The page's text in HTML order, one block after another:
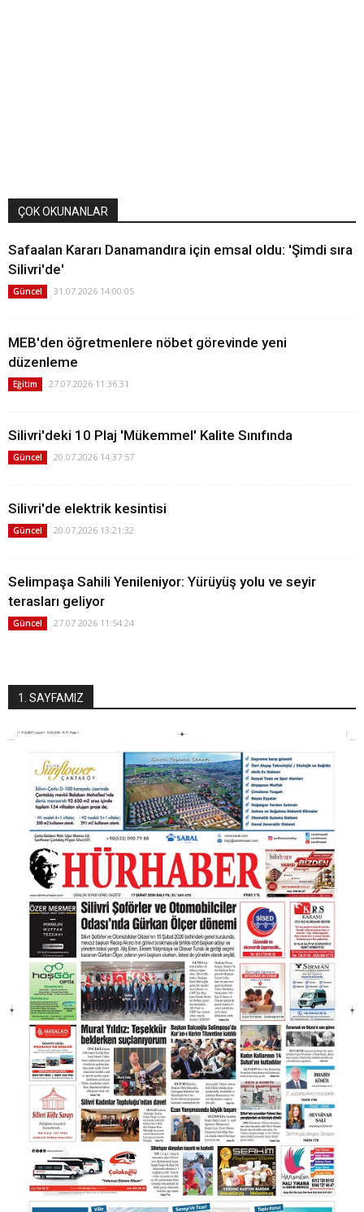
ÇOK OKUNANLAR
Safaalan Kararı Danamandıra için emsal oldu: 'Şimdi sıra
Silivri'de'
Güncel 31.07.2026 14:00:05
MEB'den öğretmenlere nöbet görevinde yeni
düzenleme
Eğitim 27.07.2026 11:36:31
Silivri'deki 10 Plaj 'Mükemmel' Kalite Sınıfında
Güncel 20.07.2026 14:37:57
Silivri'de elektrik kesintisi
Güncel 20.07.2026 13:21:32
Selimpaşa Sahili Yenileniyor: Yürüyüş yolu ve seyir
terasları geliyor
Güncel 27.07.2026 11:54:24
1. SAYFAMIZ